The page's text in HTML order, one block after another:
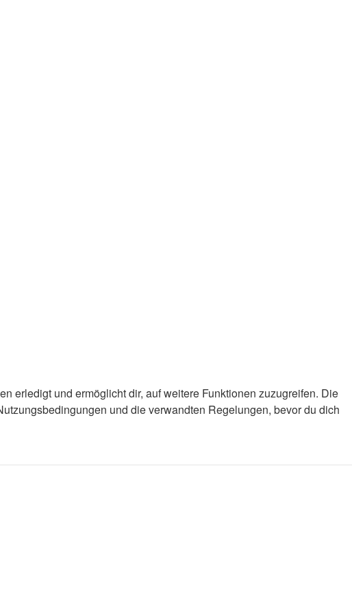
erledigt und ermöglicht dir, auf weitere Funktionen zuzugreifen. Die
und die verwandten Regelungen, bevor du dich